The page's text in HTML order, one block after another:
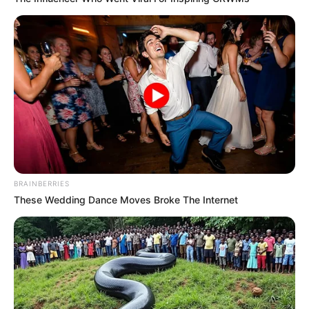
Ligina 2007(Lativi | 2007), sebagai Presenter
Highlight Formula 1 (Global TV | 2005), sebagai Presenter
Euro 2004(RCTI | 2004), sebagai Presenter
World Cup-tainment(RCTI | 2002), sebagai Presenter
Gebyar BCA(Indosiar | 2001), sebagai Presenter
Lega Calcio(RCTI | 2001), sebagai Presenter
Highlight Liga Italia
(RCTI | 2001), sebagai Presenter
Single
Bintangku Tidur– Feat Adilla Dimitri (OstCerita Bintang)
Model Video Musik
Tak Bisa Memiliki(2008) – Samsons
Cari Pacar Lagi(2008) – ST12
BRAINBERRIES
These Wedding Dance Moves Broke The Internet